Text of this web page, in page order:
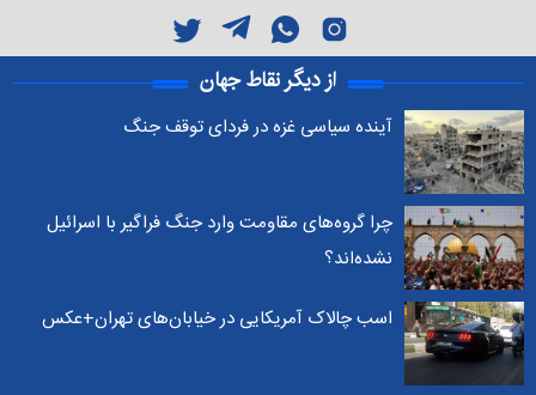
از دیگر نقاط جهان
آینده سیاسی غزه در فردای توقف جنگ
چرا گروه‌های مقاومت وارد جنگ فراگیر با اسرائیل
نشده‌اند؟
اسب چالاک آمریکایی در خیابان‌های تهران+عکس